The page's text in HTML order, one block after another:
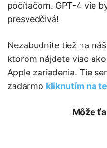
počítačom. GPT-4 vie
presvedčivá!
Nezabudnite tiež na náš
ktorom nájdete viac
Apple zariadenia. Tie
zadarmo kliknutím na
Môže